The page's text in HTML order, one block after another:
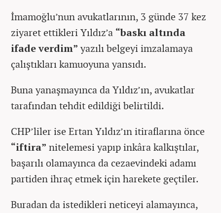
İmamoğlu’nun avukatlarının, 3 günde 37 kez
ziyaret ettikleri Yıldız’a “baskı altında
ifade verdim”yazılı belgeyi imzalamaya
çalıştıkları kamuoyuna yansıdı.
Buna yanaşmayınca da Yıldız’ın, avukatlar
tarafından tehdit edildiği belirtildi.
CHP’liler ise Ertan Yıldız’ın itiraflarına önce
“iftira” nitelemesi yapıp inkâra kalkıştılar,
başarılı olamayınca da cezaevindeki adamı
partiden ihraç etmek için harekete geçtiler.
Buradan da istedikleri neticeyi alamayınca,